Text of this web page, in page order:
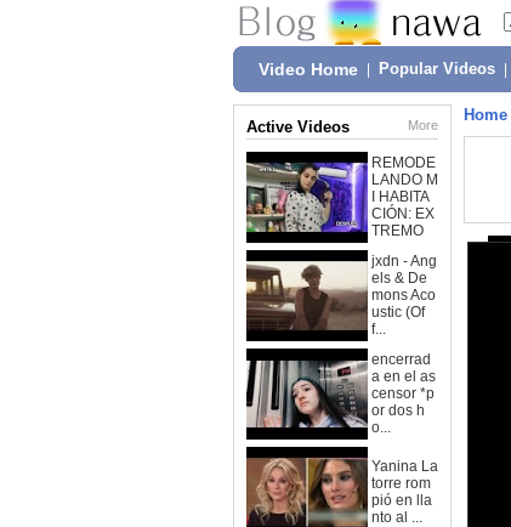
Video Home Popular Videos
Active Videos More
REMODE
LANDO M
I HABITA
CIÓN: EX
TREMO
jxdn - Ang
els & De
mons Aco
ustic (Of
f...
encerrad
a en el as
censor *p
or dos h
o...
Yanina La
torre rom
pió en lla
nto al ...
Home